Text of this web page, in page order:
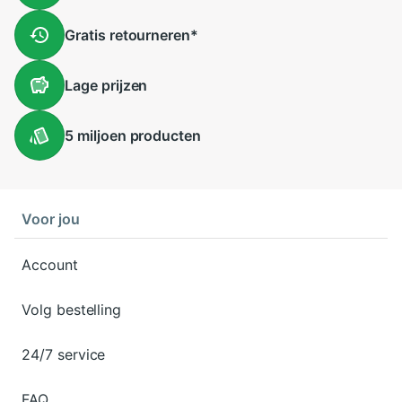
Gratis retourneren*
Lageprijzen
5 miljoen producten
Voor jou
Account
Volg bestelling
24/7 service